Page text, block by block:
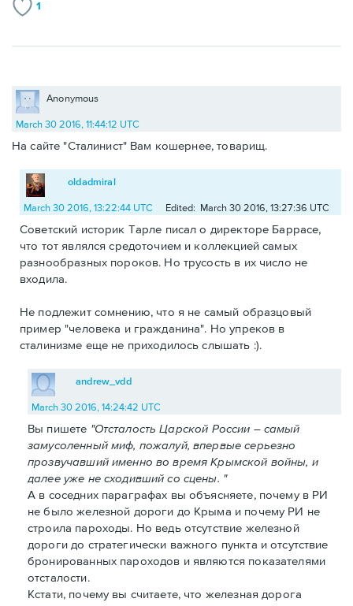
1
Anonymous
March 30 2016, 11:44:12 UTC
На сайте "Сталинист" Вам кошернее, товарищ.
oldadmiral
March 30 2016, 13:22:44 UTC Edited: March 30 2016, 13:27:36 UTC
Советский историк Тарле писал о директоре Баррасе,
что тот являлся средоточием и коллекцией самых
разнообразных пороков. Но трусость в их число не
входила.
Не подлежит сомнению, что я не самый образцовый
пример "человека и гражданина". Но упреков в
сталинизме еще не приходилось слышать :).
andrew_vdd
March 30 2016, 14:24:42 UTC
Вы пишете "Отсталость Царской России – самый
замусоленный миф, пожалуй, впервые серьезно
прозвучавший именно во время Крымской войны, и
далее уже не сходивший со сцены. "
А в соседних параграфах вы объясняете, почему в РИ
не было железной дороги до Крыма и почему РИ не
строила пароходы. Но ведь отсутствие железной
дороги до стратегически важного пункта и отсутствие
бронированных пароходов и являются показателями
отсталости.
Кстати, почему вы считаете, что железная дорога